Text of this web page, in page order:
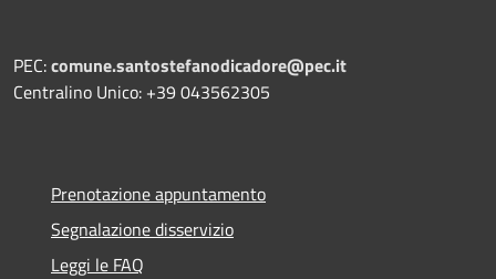
PEC:comune.santostefanodicadore@pec.it
Centralino Unico: +39 043562305
Prenotazione appuntamento
Segnalazione disservizio
Leggi le FAQ